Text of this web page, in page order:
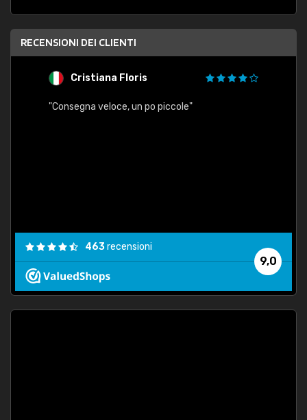
RECENSIONI DEI CLIENTI
Cristiana Floris
"Consegna veloce, un po piccole"
9,0
463recensioni